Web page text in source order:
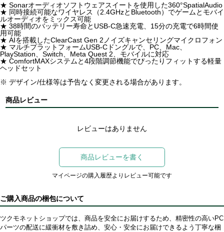
★ Sonarオーディオソフトウェアスイートを使用した360°SpatialAudio
★ 同時接続可能なワイヤレス（2.4GHzとBluetooth）でゲームとモバイ
ルオーディオをミックス可能
★ 38時間のバッテリー寿命とUSB-C急速充電、15分の充電で6時間使
用可能
★ AIを搭載したClearCast Gen 2ノイズキャンセリングマイクロフォン
★ マルチプラットフォームUSB-Cドングルで、PC、Mac、
PlayStation、Switch、Meta Quest 2、モバイルに対応
★ ComfortMAXシステムと4段階調節機能でぴったりフィットする軽量
ヘッドセット
※ デザイン/仕様等は予告なく変更される場合があります。
商品レビュー
レビューはありません
商品レビューを書く
マイページの購入履歴よりレビュー可能です
ご購入商品の梱包について
ツクモネットショップでは、商品を安全にお届けするため、精密性の高いPC
パーツの配送に緩衝材を敷き詰め、安心・安全にお届けできるよう丁寧な梱